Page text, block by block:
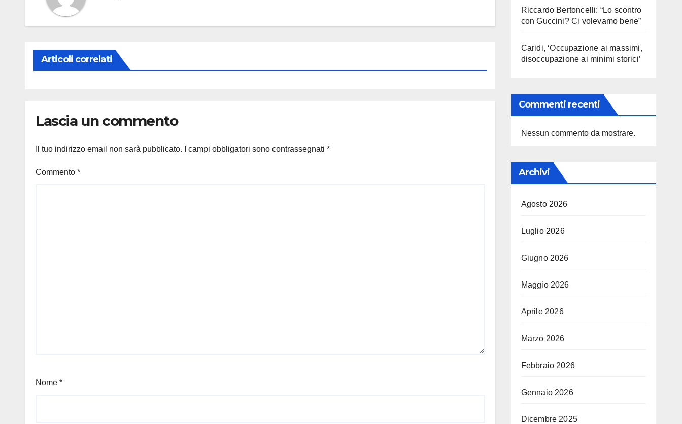
Articoli correlati
Lascia un commento
Il tuo indirizzo email non sarà pubblicato. I campi obbligatori sono contrassegnati *
Commento *
Nome *
Riccardo Bertoncelli: “Lo scontro
con Guccini? Ci volevamo bene”
Caridi, ‘Occupazione ai massimi,
disoccupazione ai minimi storici’
Commenti recenti
Nessun commento da mostrare.
Archivi
Agosto 2026
Luglio 2026
Giugno 2026
Maggio 2026
Aprile 2026
Marzo 2026
Febbraio 2026
Gennaio 2026
Dicembre 2025